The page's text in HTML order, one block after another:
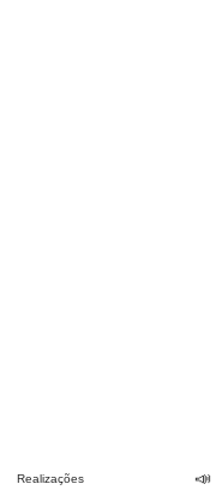
Realizações 📣